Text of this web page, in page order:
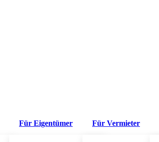
Für Eigentümer Für Vermieter